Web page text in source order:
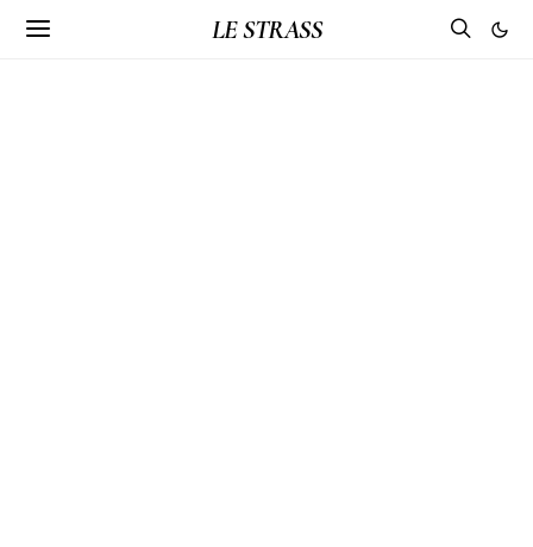
LE STRASS